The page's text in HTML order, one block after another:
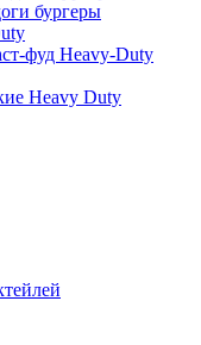
бургеры
фуд Heavy-Duty
Heavy Duty